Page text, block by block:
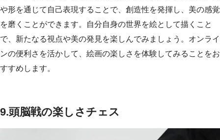
や形を通じて自己表現することで、創造性を発揮し、美の感覚
を磨くことができます。自分自身の世界を絵として描くこと
で、新たなる視点や美の発見を楽しんでみましょう。オンライ
ンの便利さを活かして、絵画の楽しさを体験してみることをお
すすめします。
9.頭脳戦の楽しさチェス